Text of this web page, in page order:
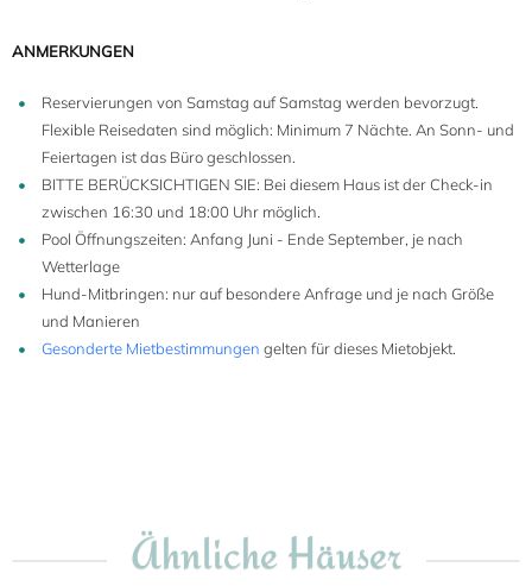
ANMERKUNGEN
Reservierungen von Samstag auf Samstag werden bevorzugt.
Flexible Reisedaten sind möglich: Minimum 7 Nächte. An Sonn- und
Feiertagen ist das Büro geschlossen.
BITTE BERÜCKSICHTIGEN SIE: Bei diesem Haus ist der Check-in
zwischen 16:30 und 18:00 Uhr möglich.
Pool Öffnungszeiten: Anfang Juni - Ende September, je nach
Wetterlage
Hund-Mitbringen: nur auf besondere Anfrage und je nach Größe
und Manieren
Gesonderte Mietbestimmungen gelten für dieses Mietobjekt.
Ähnliche Häuser